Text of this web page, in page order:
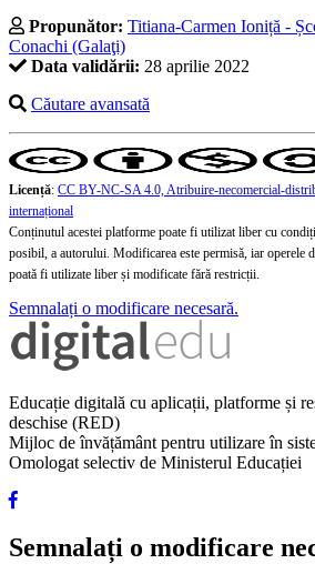
Propunător: Titiana-Carmen Ioniță -
Conachi (Galaţi)
Data validării: 28 aprilie 2022
Căutare avansată
Licență: CC BY-NC-SA 4.0, Atribuire-necomercial-
internațional
Conținutul acestei platforme poate fi utilizat liber cu
posibil, a autorului. Modificarea este permisă, iar operele
poată fi utilizate liber și modificate fără restricții.
Semnalați o modificare necesară.
Educație digitală cu aplicații, platforme și
deschise (RED)
Mijloc de învățământ pentru utilizare în
Omologat selectiv de Ministerul Educației
Semnalați o modificare